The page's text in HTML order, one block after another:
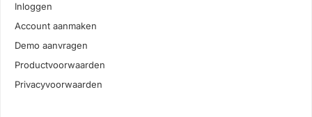
Inloggen
Account aanmaken
Demo aanvragen
Productvoorwaarden
Privacyvoorwaarden